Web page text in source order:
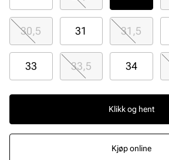
30,5 31 31,5
33 33,5 34
Klikk og hent
Kjøp online